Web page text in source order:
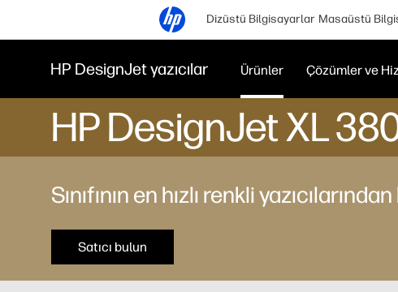
Dizüstü Bilgisayarlar Masaüstü
HP DesignJet yazıcılar Ürünler Çözümler ve
HP DesignJet XL
Sınıfının en hızlı renkli
Satıcı bulun